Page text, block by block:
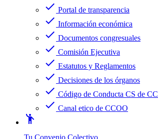
check Portal de transparencia
check Información económica
check Documentos congresuales
check Comisión Ejecutiva
check Estatutos y Reglamentos
check Decisiones de los órganos
check Código de Conducta CS de
check Canal etico de CCOO
emoji_people
Tu Convenio Colectivo